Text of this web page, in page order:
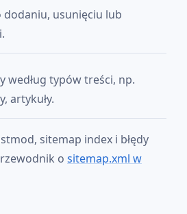
usunięciu lub
według typów treści, np.
artykuły.
sitemap index i błędy
o sitemap.xml w